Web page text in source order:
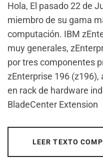
Hola, El pasado 22 de
miembro de su gama
computación. IBM
muy generales,
por tres componentes
zEnterprise 196
en rack de hardware
BladeCenter Extension
LEER TEXTO